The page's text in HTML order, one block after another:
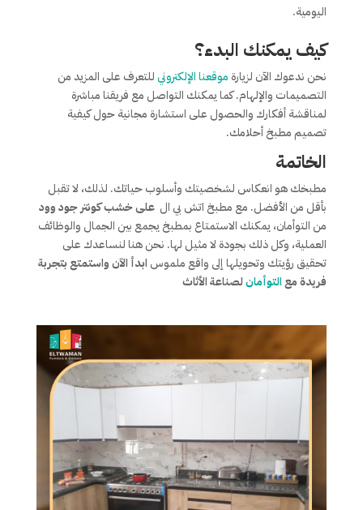
اليومية.
كيف يمكنك البدء؟
نحن ندعوك الآن لزيارة موقعنا الإلكترونيللتعرف على المزيد من
التصميمات والإلهام. كما يمكنك التواصل مع فريقنا مباشرة
لمناقشة أفكارك والحصول على استشارة مجانية حول كيفية
تصميم مطبخ أحلامك.
الخاتمة
مطبخك هو انعكاس لشخصيتك وأسلوب حياتك. لذلك، لا تقبل
بأقل من الأفضل. مع مطبخ اتش بي ال على خشب كونتر جود وود
من التوأمان، يمكنك الاستمتاع بمطبخ يجمع بين الجمال والوظائف
العملية، وكل ذلك بجودة لا مثيل لها. نحن هنا لنساعدك على
تحقيق رؤيتك وتحويلها إلى واقع ملموس ابدأ الآن واستمتع بتجربة
فريدة معالتوأمانلصناعة الأثاث